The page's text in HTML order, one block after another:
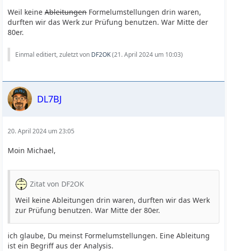
Weil keineAbleitungenFormelumstellungen drin waren,
durften wir das Werk zur Prüfung benutzen. War Mitte der
80er.
Einmal editiert, zuletzt von DF2OK(21. April 2024 um 10:03)
DL7BJ
20. April 2024 um 23:05
Moin Michael,
Zitat von DF2OK
Weil keine Ableitungen drin waren, durften wir das Werk
zur Prüfung benutzen. War Mitte der 80er.
ich glaube, Du meinst Formelumstellungen. Eine Ableitung
ist ein Begriff aus der Analysis.